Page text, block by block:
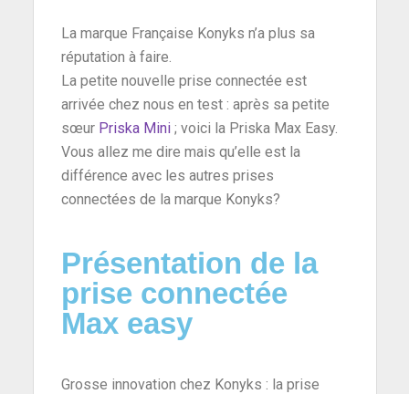
La marque Française Konyks n’a plus sa
réputation à faire.
La petite nouvelle prise connectée est
arrivée chez nous en test : après sa petite
sœur Priska Mini; voici la Priska Max Easy.
Vous allez me dire mais qu’elle est la
différence avec les autres prises
connectées de la marque Konyks?
Présentation de la
prise connectée
Max easy
Grosse innovation chez Konyks : la prise